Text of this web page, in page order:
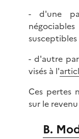
- d'une
- d'autre
visés à l'
Ces pertes
sur le
B.